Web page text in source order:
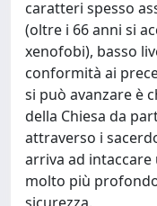
caratteri spesso
(oltre i 66 anni si
xenofobi), basso
conformità ai
si può avanzare è
della Chiesa da
attraverso i
arriva ad
molto più